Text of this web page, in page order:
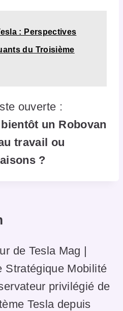
: Perspectives
du Troisième
ouverte :
un Robovan
travail ou
?
de Tesla Mag |
Stratégique Mobilité
privilégié de
Tesla depuis